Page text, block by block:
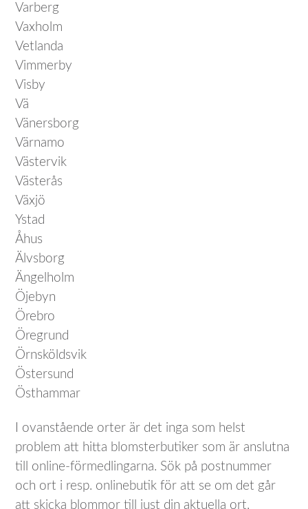
Varberg
Vaxholm
Vetlanda
Vimmerby
Visby
Vä
Vänersborg
Värnamo
Västervik
Västerås
Växjö
Ystad
Åhus
Älvsborg
Ängelholm
Öjebyn
Örebro
Öregrund
Örnsköldsvik
Östersund
Östhammar
I ovanstående orter är det inga som helst
problem att hitta blomsterbutiker som är anslutna
till online-förmedlingarna. Sök på postnummer
och ort i resp. onlinebutik för att se om det går
att skicka blommor till just din aktuella ort.